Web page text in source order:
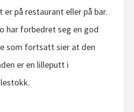
er på restaurant eller på bar.
har forbedret seg en god
som fortsatt sier at den
er en lilleputt i